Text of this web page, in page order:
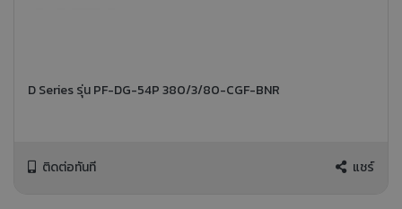
D Series รุ่น PF-DG-54P 380/3/80-CGF-BNR
ติดต่อทันที แชร์